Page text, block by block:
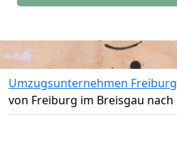
Umzugsunternehmen
von Freiburg im Breisgau